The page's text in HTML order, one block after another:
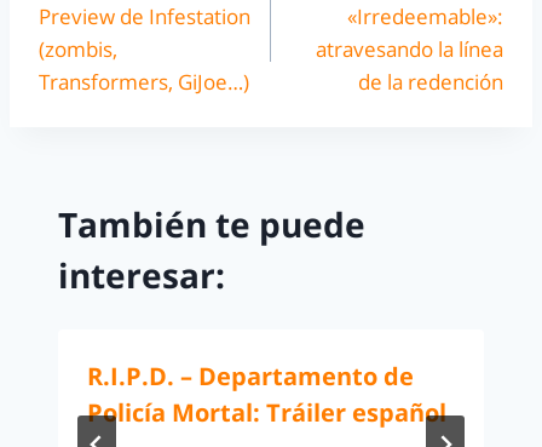
Preview de Infestation
(zombis,
Transformers, GiJoe…)
«Irredeemable»:
atravesando la línea
de la redención
También te puede
interesar:
R.I.P.D. – Departamento de
Policía Mortal: Tráiler español